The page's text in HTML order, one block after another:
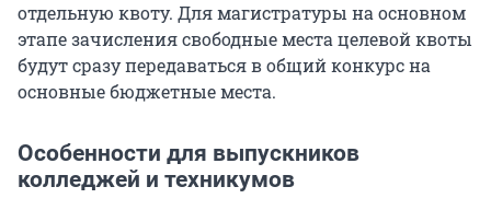
отдельную квоту. Для магистратуры на основном
этапе зачисления свободные места целевой квоты
будут сразу передаваться в общий конкурс на
основные бюджетные места.
Особенности для выпускников
колледжей и техникумов